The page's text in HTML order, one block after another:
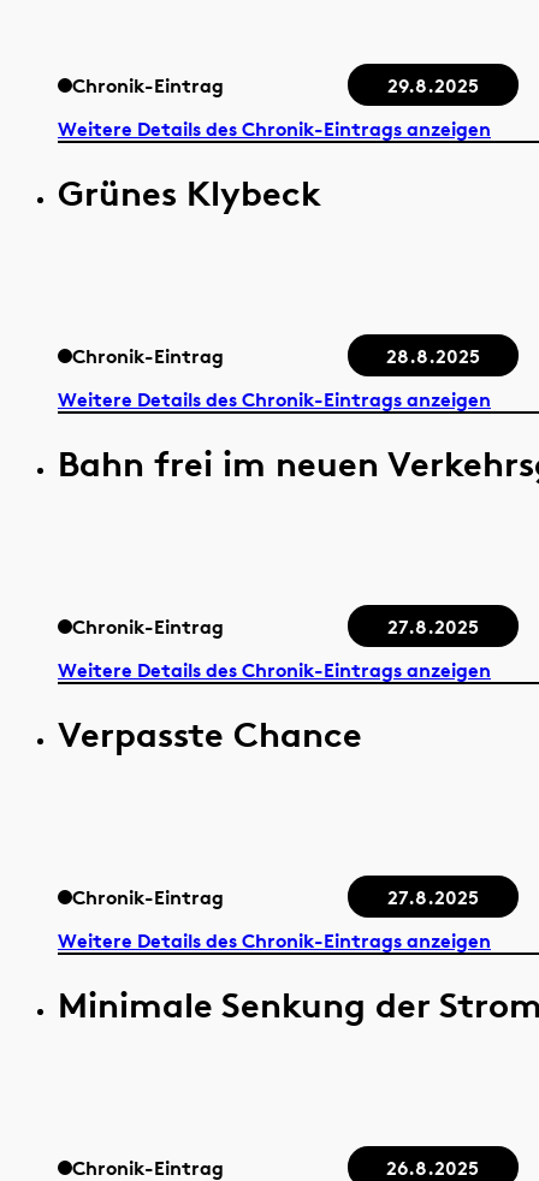
Chronik-Eintrag
29.8.2025
Weitere Details des Chronik-Eintrags anzeigen
Grünes Klybeck
Chronik-Eintrag 28.8.2025
Weitere Details des Chronik-Eintrags anzeigen
Bahn frei im neuen
Chronik-Eintrag 27.8.2025
Weitere Details des Chronik-Eintrags anzeigen
Verpasste Chance
Chronik-Eintrag 27.8.2025
Weitere Details des Chronik-Eintrags anzeigen
Minimale Senkung der
Chronik-Eintrag
26.8.2025